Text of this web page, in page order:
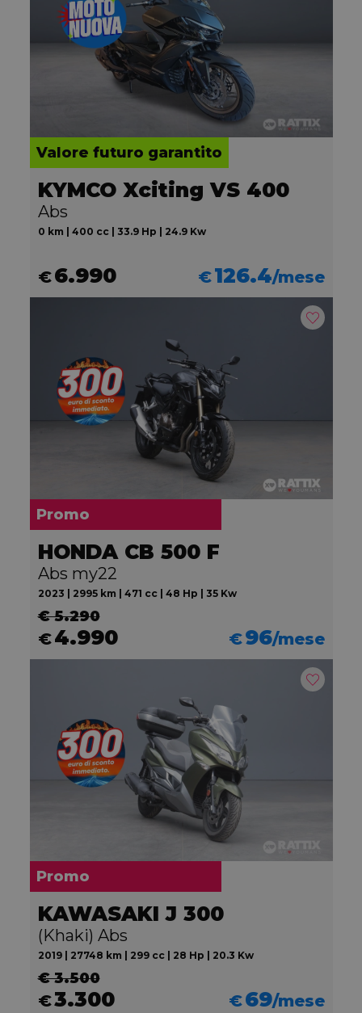
Valore futuro garantito
KYMCO Xciting VS 400
Abs
0 km | 400 cc | 33.9 Hp | 24.9 Kw
€6.990 €126.4/mese
Promo
HONDA CB 500 F
Abs my22
2023 | 2995 km | 471 cc | 48 Hp | 35 Kw
€ 5.290
€4.990 €96/mese
Promo
KAWASAKI J 300
(Khaki) Abs
2019 | 27748 km | 299 cc | 28 Hp | 20.3 Kw
€ 3.500
€3.300 €69/mese